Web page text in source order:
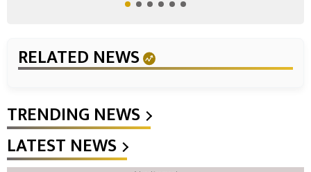
RELATED NEWS
TRENDING NEWS
LATEST NEWS